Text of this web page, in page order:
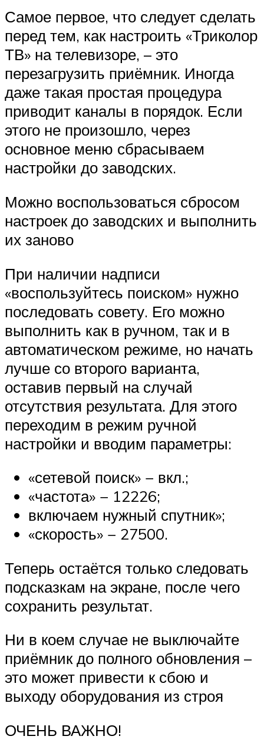
Самое первое, что следует сделать
перед тем, как настроить «Триколор
ТВ» на телевизоре, – это
перезагрузить приёмник. Иногда
даже такая простая процедура
приводит каналы в порядок. Если
этого не произошло, через
основное меню сбрасываем
настройки до заводских.
Можно воспользоваться сбросом
настроек до заводских и выполнить
их заново
При наличии надписи
«воспользуйтесь поиском» нужно
последовать совету. Его можно
выполнить как в ручном, так и в
автоматическом режиме, но начать
лучше со второго варианта,
оставив первый на случай
отсутствия результата. Для этого
переходим в режим ручной
настройки и вводим параметры:
«сетевой поиск» − вкл.;
«частота» − 12226;
включаем нужный спутник»;
«скорость» − 27500.
Теперь остаётся только следовать
подсказкам на экране, после чего
сохранить результат.
Ни в коем случае не выключайте
приёмник до полного обновления –
это может привести к сбою и
выходу оборудования из строя
ОЧЕНЬ ВАЖНО!